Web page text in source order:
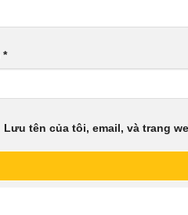
*
Lưu tên của tôi, email, và trang